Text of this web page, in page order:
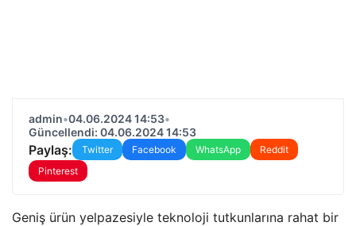
admin•04.06.2024 14:53•
Güncellendi: 04.06.2024 14:53
Paylaş: Twitter Facebook WhatsApp
Reddit
Pinterest
Geniş ürün yelpazesiyle teknoloji tutkunlarına rahat bir